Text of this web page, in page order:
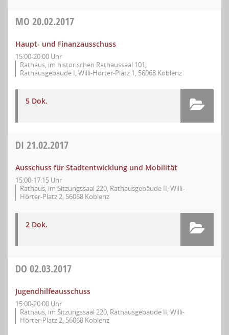
MO 20.02.2017
Haupt- und Finanzausschuss
15:00-20:00 Uhr
Rathaus, im historischen Rathaussaal 101,
Rathausgebäude I, Willi-Hörter-Platz 1, 56068 Koblenz
5 Dok.
DI 21.02.2017
Ausschuss für Stadtentwicklung und Mobilität
15:00-17:15 Uhr
Rathaus, im Sitzungssaal 220, Rathausgebäude II, Willi-
Hörter-Platz 2, 56068 Koblenz
2 Dok.
DO 02.03.2017
Jugendhilfeausschuss
15:00-20:00 Uhr
Rathaus, im Sitzungssaal 220, Rathausgebäude II, Willi-
Hörter-Platz 2, 56068 Koblenz